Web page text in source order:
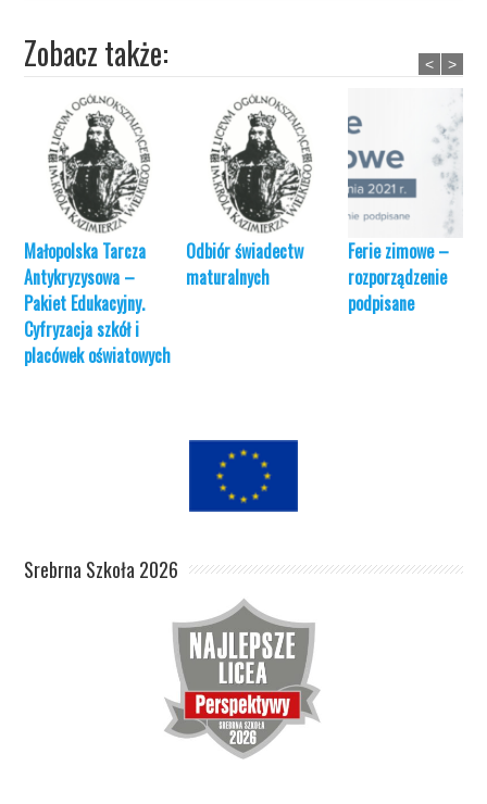
Zobacz także:
Małopolska Tarcza
Antykryzysowa –
Pakiet Edukacyjny.
Cyfryzacja szkół i
placówek oświatowych
Odbiór świadectw
maturalnych
Ferie zimowe –
rozporządzenie
podpisane
< >
Srebrna Szkoła 2026